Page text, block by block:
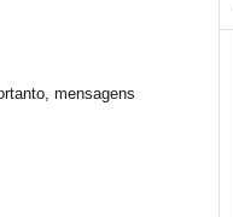
mensagens